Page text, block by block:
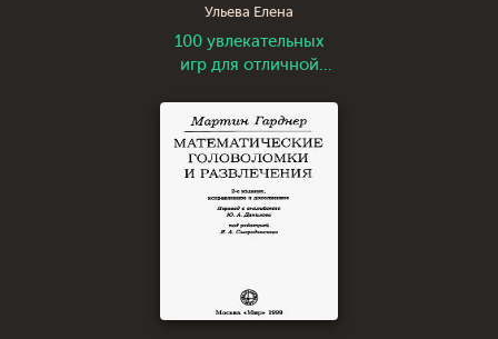
Ульева Елена
100 увлекательных
игр для отличной